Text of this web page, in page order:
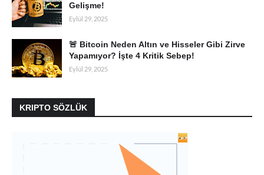
Gelişme!
Eylül 29, 2025
🚨 Bitcoin Neden Altın ve Hisseler Gibi Zirve
Yapamıyor? İşte 4 Kritik Sebep!
Eylül 29, 2025
KRIPTO SÖZLÜK